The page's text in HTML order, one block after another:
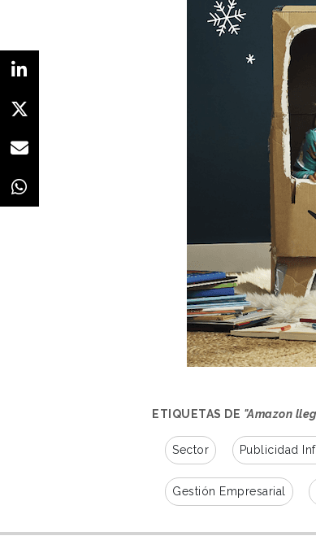
ETIQUETAS DE "Amazon
Sector Publicidad
Gestión Empresarial